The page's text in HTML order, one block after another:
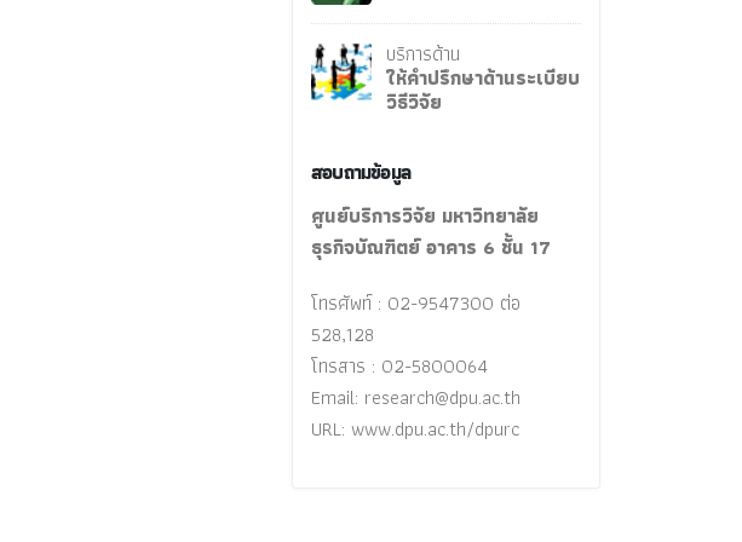
บริการด้าน
ให้คำปรึกษาด้านระเบียบ
วิธีวิจัย
สอบถามข้อมูล
ศูนย์บริการวิจัย มหาวิทยาลัย
ธุรกิจบัณฑิตย์ อาคาร 6 ชั้น 17
โทรศัพท์ : 02-9547300 ต่อ
528,128
โทรสาร : 02-5800064
Email: research@dpu.ac.th
URL: www.dpu.ac.th/dpurc